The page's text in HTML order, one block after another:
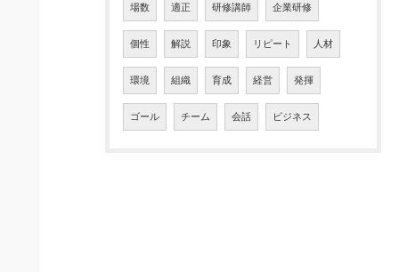
場数 適正 研修講師 企業研修
個性 解説 印象 リピート 人材
環境 組織 育成 経営 発揮
ゴール チーム 会話 ビジネス